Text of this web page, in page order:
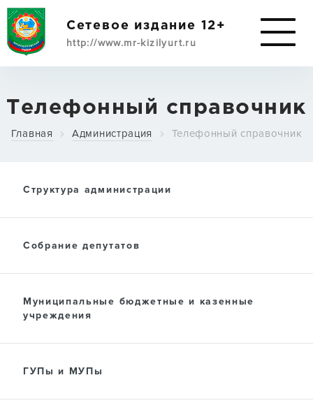
Сетевое издание 12+
http://www.mr-kizilyurt.ru
ИМУЩЕСТВЕННАЯ
ПОДДЕРЖКА
СУБЪЕКТАМ МСП
ПРЕСС-ЦЕНТР
ДОКУМЕНТЫ
Телефонный справочник
Главная Администрация Телефонный справочник
Структура администрации
Собрание депутатов
Муниципальные бюджетные и казенные
учреждения
ГУПы и МУПы